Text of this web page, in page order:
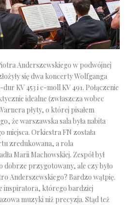
Anderszewskiego w podwójnej
się dwa koncerty Wolfganga
KV 453 i c-moll KV 491. Połączenie
idealne (zwłaszcza wobec
płyty, o której pisałem
że warszawska sala była nabita
miejsca. Orkiestra FN została
zredukowana, a rola
Marii Machowskiej. Zespół był
dobrze przygotowany, ale czy było
Anderszewskiego? Bardzo wątpię.
inspiratora, którego bardziej
muzyki niż precyzja. Stąd też